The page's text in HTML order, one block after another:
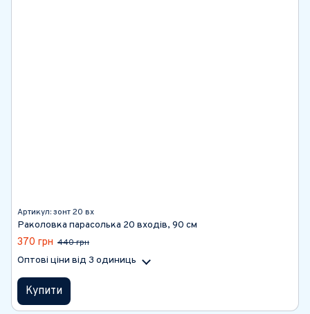
Артикул: зонт 20 вх
Раколовка парасолька 20 входів, 90 см
370 грн 440 грн
Оптові ціни від 3 одиниць
Купити